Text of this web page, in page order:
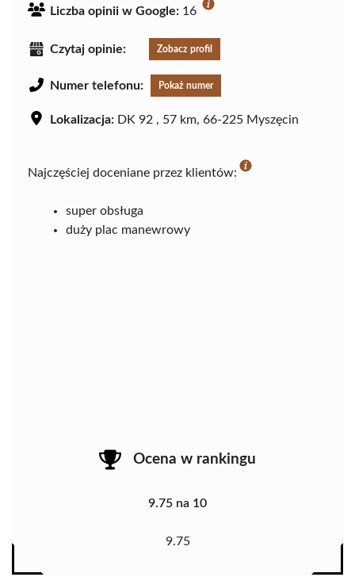
Liczba opinii w Google: 16
Czytaj opinie: Zobacz profil
Numer telefonu: Pokaż numer
Lokalizacja: DK 92 , 57 km, 66-225 Myszęcin
Najczęściej doceniane przez klientów:
super obsługa
duży plac manewrowy
Ocena w rankingu
9.75 na 10
9.75